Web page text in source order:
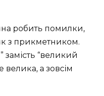
робить помилки,
з прикметником.
“великий
велика, а зовсім